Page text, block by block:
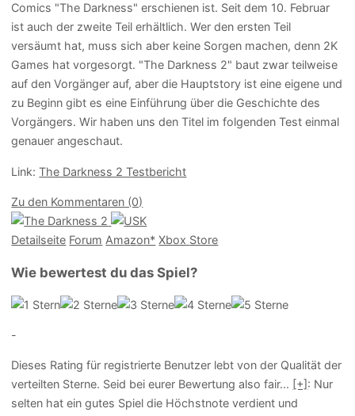
Comics "The Darkness" erschienen ist. Seit dem 10. Februar
ist auch der zweite Teil erhältlich. Wer den ersten Teil
versäumt hat, muss sich aber keine Sorgen machen, denn 2K
Games hat vorgesorgt. "The Darkness 2" baut zwar teilweise
auf den Vorgänger auf, aber die Hauptstory ist eine eigene und
zu Beginn gibt es eine Einführung über die Geschichte des
Vorgängers. Wir haben uns den Titel im folgenden Test einmal
genauer angeschaut.
Link:The Darkness 2 Testbericht
Zu den Kommentaren (0)
Detailseite Forum Amazon* Xbox Store
Wie bewertest du das Spiel?
-
Dieses Rating für registrierte Benutzer lebt von der Qualität der
verteilten Sterne. Seid bei eurer Bewertung also fair... [+] : Nur
selten hat ein gutes Spiel die Höchstnote verdient und